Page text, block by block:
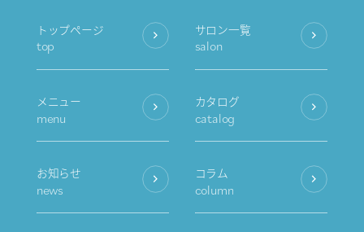
トップページ
top
サロン一覧
salon
メニュー
menu
カタログ
catalog
お知らせ
news
コラム
column